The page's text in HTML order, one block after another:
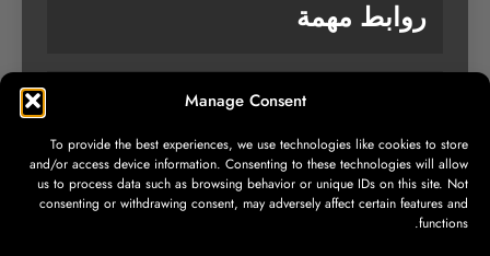
Manage Consent
To provide the best experiences, we use technologies like cookies to store
and/or access device information. Consenting to these technologies will allow
us to process data such as browsing behavior or unique IDs on this site. Not
consenting or withdrawing consent, may adversely affect certain features and
functions.
روابط مهمة
تواصل معنا
سياسة الخصوصية